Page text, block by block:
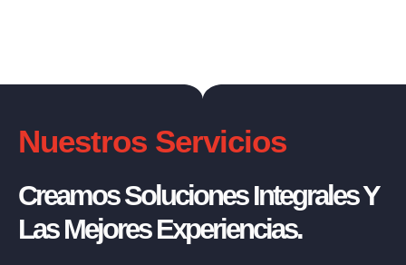
Nuestros Servicios
Creamos Soluciones Integrales Y
Las Mejores Experiencias.